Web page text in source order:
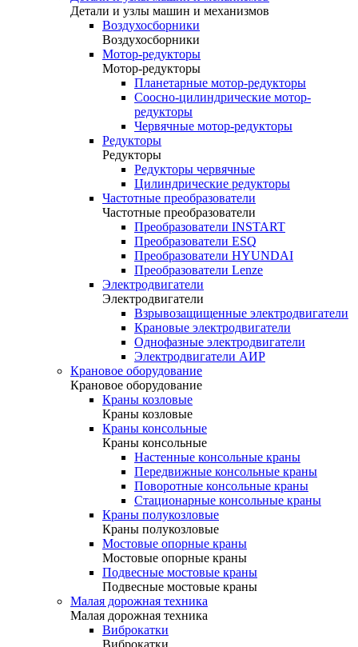
Детали и узлы машин и механизмов
Воздухосборники
Воздухосборники
Мотор-редукторы
Мотор-редукторы
Планетарные мотор-редукторы
Соосно-цилиндрические мотор-
редукторы
Червячные мотор-редукторы
Редукторы
Редукторы
Редукторы червячные
Цилиндрические редукторы
Частотные преобразователи
Частотные преобразователи
Преобразователи INSTART
Преобразователи ESQ
Преобразователи HYUNDAI
Преобразователи Lenze
Электродвигатели
Электродвигатели
Взрывозащищенные электродвигатели
Крановые электродвигатели
Однофазные электродвигатели
Электродвигатели АИР
Крановое оборудование
Крановое оборудование
Краны козловые
Краны козловые
Краны консольные
Краны консольные
Настенные консольные краны
Передвижные консольные краны
Поворотные консольные краны
Стационарные консольные краны
Краны полукозловые
Краны полукозловые
Мостовые опорные краны
Мостовые опорные краны
Подвесные мостовые краны
Подвесные мостовые краны
Малая дорожная техника
Малая дорожная техника
Виброкатки
Виброкатки